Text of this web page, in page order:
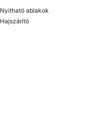
Nyitható ablakok
Hajszárító